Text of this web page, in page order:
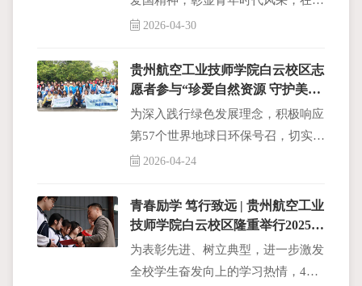
领导的统筹部署与悉心关怀下，贵州
文艺汇演圆满举行。
2026-04-30
贵州航空工业技师学院白云校区志
愿者参与“珍爱自然资源 守护美丽
中国”4·22世界地球日志愿服务活
动
为深入践行绿色发展理念，积极响应
第57个世界地球日环保号召，切实增
强青年学子生态保护意识，2026年4
2026-04-24
青春励学 笃行致远 | 贵州航空工业
技师学院白云校区隆重举行2025-
2026学年第一学期表彰大会
为表彰先进、树立典型，进一步激发
全校学生奋发向上的学习热情，4月